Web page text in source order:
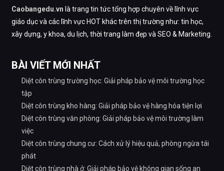
Caobangedu.vn là trang tin tức tổng hợp chuyên về lĩnh vực
giáo dục và các lĩnh vực HOT khác trên thị trường như: tin học,
xây dựng, y khoa, du lịch, thời trang làm đẹp và SEO & Marketing.
BÀI VIẾT MỚI NHẤT
Diệt côn trùng trường học: Giải pháp bảo vệ môi trường học
tập
Diệt côn trùng kho hàng: Giải pháp bảo vệ hàng hóa tiện lợi
Diệt côn trùng văn phòng: Giải pháp bảo vệ môi trường làm
việc
Diệt côn trùng chung cư: Cách xử lý hiệu quả, phòng ngừa tái
phát
Diệt côn trùng nhà ở: Giải pháp bảo vệ không gian sống an